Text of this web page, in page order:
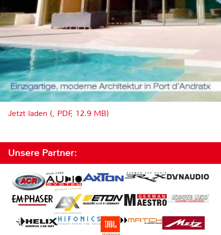
Jetzt laden (, PDF, 12.9 MB)
Unsere Partner: